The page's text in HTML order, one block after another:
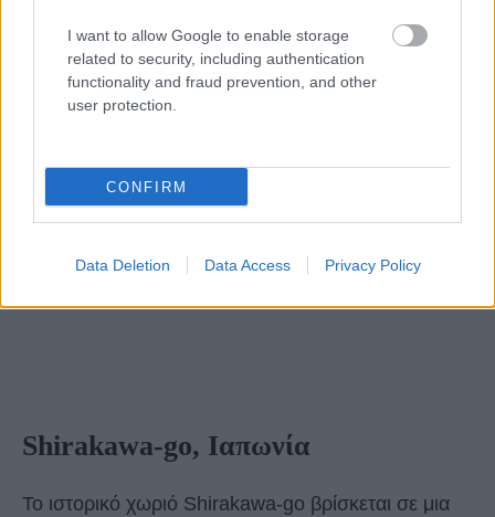
I want to allow Google to enable storage
related to security, including authentication
functionality and fraud prevention, and other
user protection.
CONFIRM
Data Deletion Data Access Privacy Policy
Shirakawa-go, Ιαπωνία
Το ιστορικό χωριό Shirakawa-go βρίσκεται σε μια